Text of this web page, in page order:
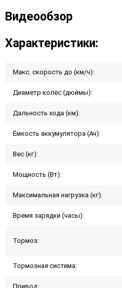
Видеообзор
Характеристики:
Макс. скорость до (км/ч):
Диаметр колёс (дюймы):
Дальность хода (км):
Ёмкость аккумулятора (Ач):
Вес (кг):
Мощность (Вт):
Максимальная нагрузка (кг):
Время зарядки (часы):
Тормоз:
Тормозная система:
Привод: